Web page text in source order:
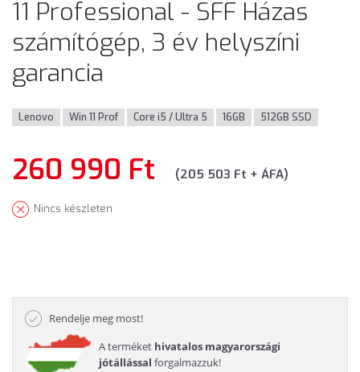
11 Professional - SFF Házas
számítógép, 3 év helyszíni
garancia
Lenovo Win 11 Prof Core i5 / Ultra 5 16GB 512GB SSD
260 990 Ft (205 503 Ft + ÁFA)
Nincs készleten
Rendelje meg most!
A terméket hivatalos magyarországi
jótállással forgalmazzuk!